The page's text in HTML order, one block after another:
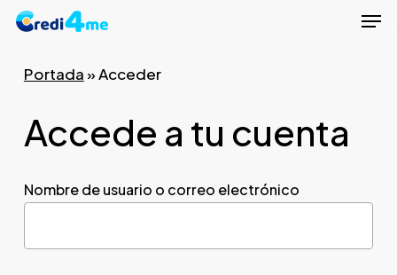
Skip
mainPortada»Acceder
Accede a tu cuenta
Nombre de usuario o correo electrónico